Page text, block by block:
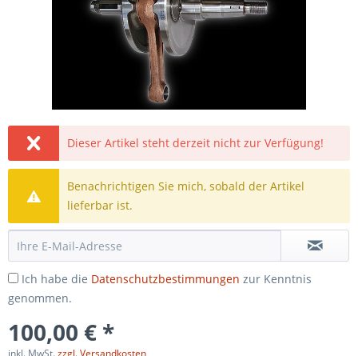
Dieser Artikel steht derzeit nicht zur Verfügung!
Benachrichtigen Sie mich, sobald der Artikel
lieferbar ist.
Ich habe die Datenschutzbestimmungen zur Kenntnis
genommen.
100,00 € *
inkl. MwSt.zzgl. Versandkosten